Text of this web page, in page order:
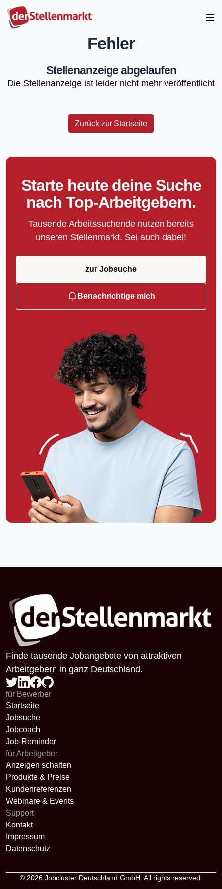
Fehler
Stellenanzeige abgelaufen
Die Stellenanzeige ist leider nicht mehr veröffentlicht
Zurück zur Startseite
Starte heute deine Suche
nach Top-Arbeitgebern.
Tausende Arbeitssuchende nutzen bereits
unseren Stellenmarkt. Sei auch dabei!
zur Jobsuche
Benachrichtige mich
Finde tausende Jobangebote von attraktiven
Arbeitgebern in ganz Deutschland.
für Bewerber
Startseite
Jobsuche
Jobcoach
Job-Reminder
für Arbeitgeber
Anzeigen schalten
Produkte & Preise
Kundenreferenzen
Webinare & Events
Support
Kontakt
Impressum
Datenschutz
© 2026 Jobcluster Deutschland GmbH. All rights reserved.